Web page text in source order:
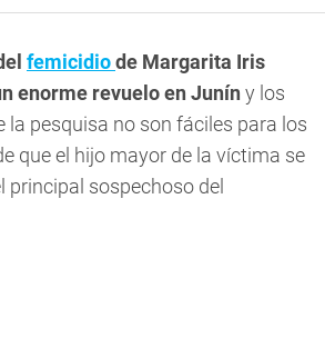
femicidiode Margarita Iris
enorme revuelo en Junín y los
la pesquisa no son fáciles para los
que el hijo mayor de la víctima se
sospechoso del